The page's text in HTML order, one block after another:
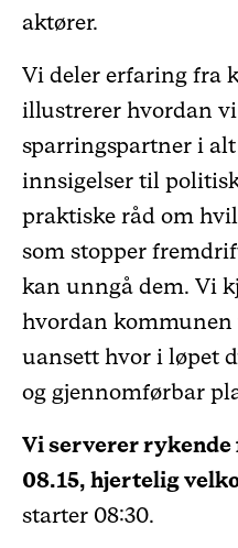
aktører.
Vi deler erfaring fra
illustrerer hvordan
sparringspartner i
innsigelser til
praktiske råd om
som stopper
kan unngå dem. Vi
hvordan kommunen
uansett hvor i løpet
og gjennomførbar
Vi serverer rykende
08.15, hjertelig
starter 08:30.